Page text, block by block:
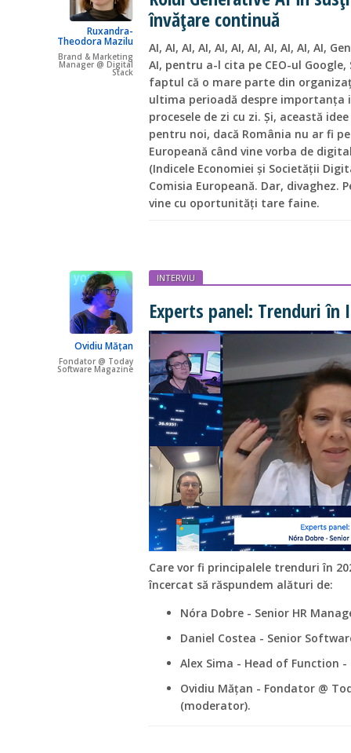
Ruxandra-
Theodora Mazilu
Brand & Marketing
Manager @ Digital
Stack
învățare continuă
AI, AI, AI, AI, AI, AI, AI, AI, AI, AI, AI,
AI, pentru a-l cita pe CEO-ul
faptul că o mare parte din
ultima perioadă despre
procesele de zi cu zi. Și, această
pentru noi, dacă România nu ar fi
Europeană când vine vorba de
(Indicele Economiei și Societății
Comisia Europeană. Dar, divaghez.
vine cu oportunități tare faine.
Ovidiu Mățan
Fondator @ Today
Software Magazine
INTERVIU
Experts panel: Trenduri în
Care vor fi principalele trenduri în
încercat să răspundem alături de:
Nóra Dobre - Senior HR
Daniel Costea - Senior
Alex Sima - Head of Function
Ovidiu Mățan - Fondator @
(moderator).